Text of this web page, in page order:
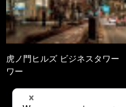
虎ノ門ヒルズ ビジネスタワ
ワー